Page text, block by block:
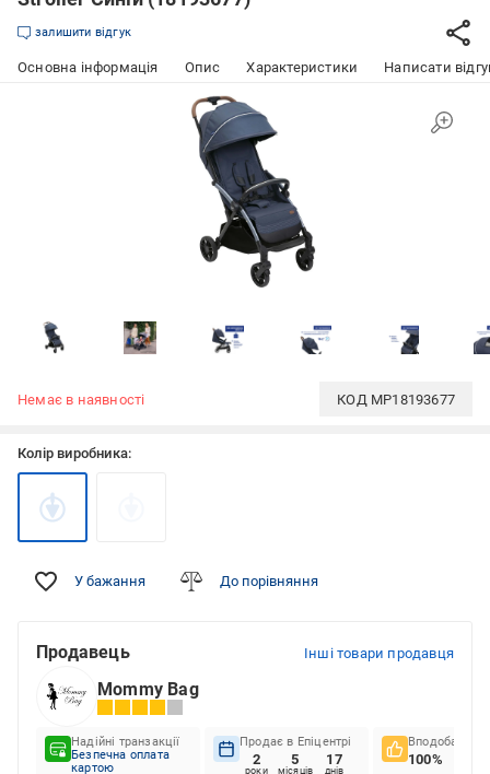
залишити відгук
Основна інформація Опис Характеристики Написати
Немає в наявності КОД MP18193677
Колір виробника:
У бажання До порівняння
Продавець Інші товари продавця
Mommy Bag
Надійні транзакції
Безпечна оплата
картою
Продає в Епіцентрі
2
роки
5
місяців
17
днів
Вподобання
100%